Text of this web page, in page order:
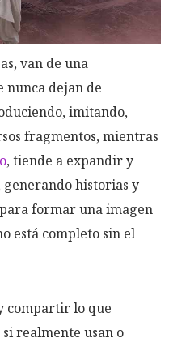
van de una
nunca dejan de
imitando,
fragmentos, mientras
, tiende a expandir y
historias y
formar una imagen
está completo sin el
compartir lo que
realmente usan o